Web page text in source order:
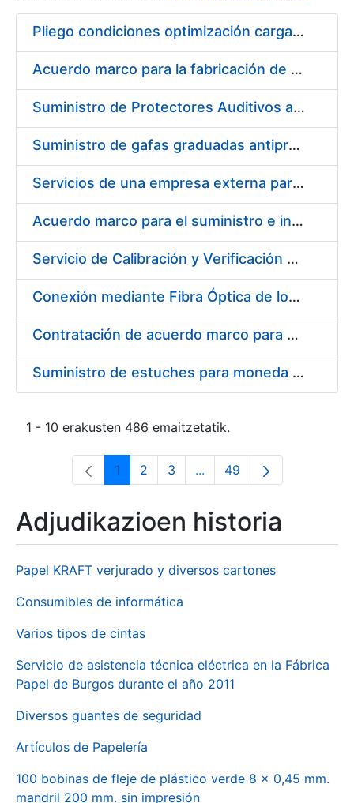
Erakutsi/Ezkutatu
Pliego condiciones optimización cargas compras firmado
Acuerdo marco para la fabricación de piezas
Suministro de Protectores Auditivos a medida para las personas trabajadoras de los Centros de Trabajo de Madrid y Burgos
Suministro de gafas graduadas antiproyecciones para los trabajadores de la FNMT-RCM en los centros de trabajo de Madrid y Burgos
Servicios de una empresa externa para el asesoramiento y resolución de los recursos de alzada que se presentan relacionados con procesos de selección para la FNMT-RCM
Acuerdo marco para el suministro e instalación de persianas, estores y otros complementos
Servicio de Calibración y Verificación Externa de los Equipos de Medición del Servicio de Prevención de la FNMT-RCM
Conexión mediante Fibra Óptica de los Centros de Proceso de Datos (CPDs) de las sedes de la FNMT-RCM de Burgos y Madrid
Contratación de acuerdo marco para el Suministro de Material de Electricidad para la Fábrica Nacional de Moneda y Timbre-Real Casa de la Moneda en su centro de trabajo de Burgos
Suministro de estuches para moneda de 30 €
1 - 10 erakusten 486 emaitzetatik.
Orrialdea
1 Orrialdea
2 Orrialdea
3 ...Intermediate Pages Use
Orrialdea
49
Adjudikazioen historia
Papel KRAFT verjurado y diversos cartones
Consumibles de informática
Varios tipos de cintas
Servicio de asistencia técnica eléctrica en la Fábrica
Papel de Burgos durante el año 2011
Diversos guantes de seguridad
Artículos de Papelería
100 bobinas de fleje de plástico verde 8 x 0,45 mm.
mandril 200 mm. sin impresión